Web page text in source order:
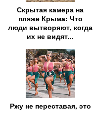
Скрытая камера на
пляже Крыма: Что
люди вытворяют, когда
их не видят...
Ржу не переставая, это